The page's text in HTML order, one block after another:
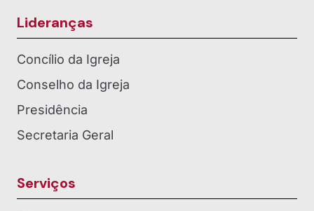
Lideranças
Concílio da Igreja
Conselho da Igreja
Presidência
Secretaria Geral
Serviços